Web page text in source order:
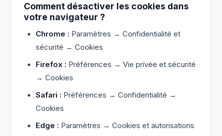
Comment désactiver les cookies dans
votre navigateur ?
Chrome : Paramètres → Confidentialité et
sécurité → Cookies
Firefox : Préférences → Vie privée et sécurité
→ Cookies
Safari : Préférences → Confidentialité →
Cookies
Edge : Paramètres → Cookies et autorisations